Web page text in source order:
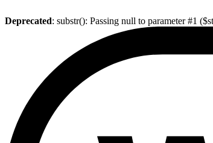
Deprecated: substr(): Passing null to parameter #1